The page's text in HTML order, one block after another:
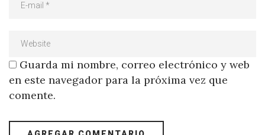
Guarda mi nombre, correo electrónico y web
en este navegador para la próxima vez que
comente.